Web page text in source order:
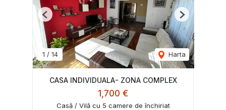
1 / 14 Harta
Previous Next
CASA INDIVIDUALA- ZONA COMPLEX
1,700 €
Casă / Vilă cu 5 camere de închiriat